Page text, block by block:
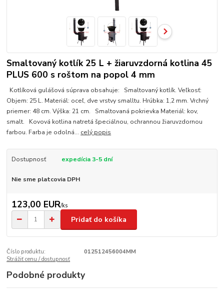
Smaltovaný kotlík 25 L + žiaruvzdorná kotlina 45
PLUS 600 s roštom na popol 4 mm
Kotlíková gulášová súprava obsahuje: Smaltovaný kotlík. Veľkosť:
Objem: 25 L. Materiál: oceľ, dve vrstvy smalltu. Hrúbka: 1,2 mm. Vrchný
priemer: 48 cm. Výška: 21 cm. Smaltovaná pokrievka Materiál: kov,
smalt. Kovová kotlina natretá špeciálnou, ochrannou žiaruvzdornou
farbou. Farba je odolná... celý popis
Dostupnosť expedícia 3-5 dní
Nie sme platcovia DPH
123,00 EUR/ks
Pridať do košíka
Číslo produktu:
012512456004MM
Strážiť cenu / dostupnosť
Podobné produkty